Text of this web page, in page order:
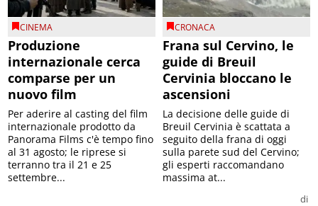
CINEMA
Produzione
internazionale cerca
comparse per un
nuovo film
Per aderire al casting del film
internazionale prodotto da
Panorama Films c'è tempo fino
al 31 agosto; le riprese si
terranno tra il 21 e 25
settembre...
CRONACA
Frana sul Cervino, le
guide di Breuil
Cervinia bloccano le
ascensioni
di
La decisione delle guide di
Breuil Cervinia è scattata a
seguito della frana di oggi
sulla parete sud del Cervino;
gli esperti raccomandano
massima at...